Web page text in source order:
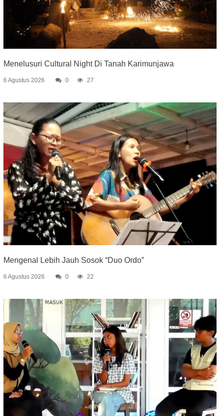
Menelusuri Cultural Night Di Tanah Karimunjawa
6 Agustus 2026 0 27
Mengenal Lebih Jauh Sosok “Duo Ordo”
6 Agustus 2026 0 22